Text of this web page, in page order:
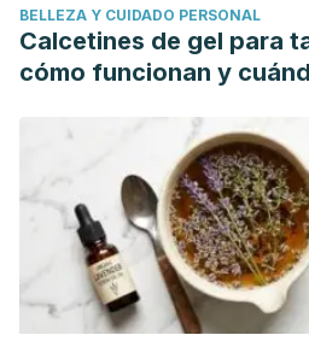
Qamar, S., & Shaikh, A. (2018,
potentials and compositional
compounds from banana- A
Science and Technology.
https://doi.org/10.1016/
BELLEZA Y CUIDADO PERSONAL
Calcetines de gel para
cómo funcionan y